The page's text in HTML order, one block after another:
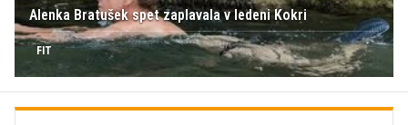
Alenka Bratušek spet zaplavala v ledeni Kokri
FIT